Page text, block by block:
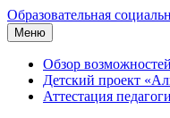
Образовательная
Меню
Обзор возможностей
Детский проект
Аттестация